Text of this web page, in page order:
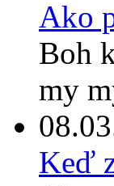
Ako
Boh
my
Keď